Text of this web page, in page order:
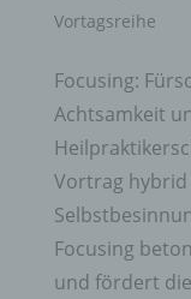
Vortagsreihe
Focusing:
Achtsamkeit
Vortrag hybrid
Focusing
und fördert